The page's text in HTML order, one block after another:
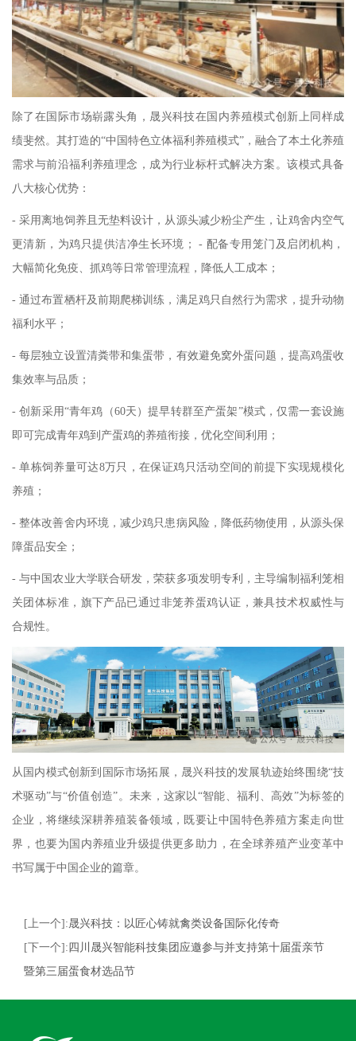
除了在国际市场崭露头角，晟兴科技在国内养殖模式创新上同样成
绩斐然。其打造的“中国特色立体福利养殖模式”，融合了本土化养殖
需求与前沿福利养殖理念，成为行业标杆式解决方案。该模式具备
八大核心优势：
- 采用离地饲养且无垫料设计，从源头减少粉尘产生，让鸡舍内空气
更清新，为鸡只提供洁净生长环境； - 配备专用笼门及启闭机构，
大幅简化免疫、抓鸡等日常管理流程，降低人工成本；
- 通过布置栖杆及前期爬梯训练，满足鸡只自然行为需求，提升动物
福利水平；
- 每层独立设置清粪带和集蛋带，有效避免窝外蛋问题，提高鸡蛋收
集效率与品质；
- 创新采用“青年鸡（60天）提早转群至产蛋架”模式，仅需一套设施
即可完成青年鸡到产蛋鸡的养殖衔接，优化空间利用；
- 单栋饲养量可达8万只，在保证鸡只活动空间的前提下实现规模化
养殖；
- 整体改善舍内环境，减少鸡只患病风险，降低药物使用，从源头保
障蛋品安全；
- 与中国农业大学联合研发，荣获多项发明专利，主导编制福利笼相
关团体标准，旗下产品已通过非笼养蛋鸡认证，兼具技术权威性与
合规性。
从国内模式创新到国际市场拓展，晟兴科技的发展轨迹始终围绕“技
术驱动”与“价值创造”。未来，这家以“智能、福利、高效”为标签的
企业，将继续深耕养殖装备领域，既要让中国特色养殖方案走向世
界，也要为国内养殖业升级提供更多助力，在全球养殖产业变革中
书写属于中国企业的篇章。
[上一个]: 晟兴科技：以匠心铸就禽类设备国际化传奇
[下一个]: 四川晟兴智能科技集团应邀参与并支持第十届蛋亲节
暨第三届蛋食材选品节